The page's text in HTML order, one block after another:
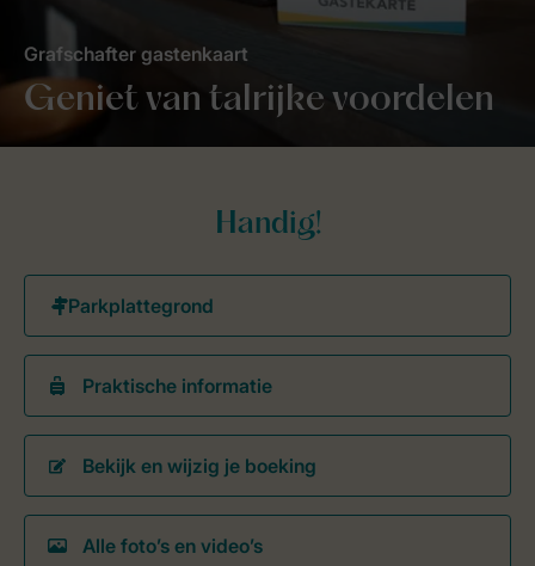
Geniet van talrijke voordelen
Grafschafter gastenkaart
Handig!
Praktische informatie
Bekijk en wijzig je boeking
Alle foto’s en video’s